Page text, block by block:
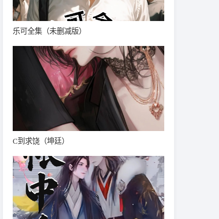
乐可全集（未删减版）
C到求饶（坤廷）